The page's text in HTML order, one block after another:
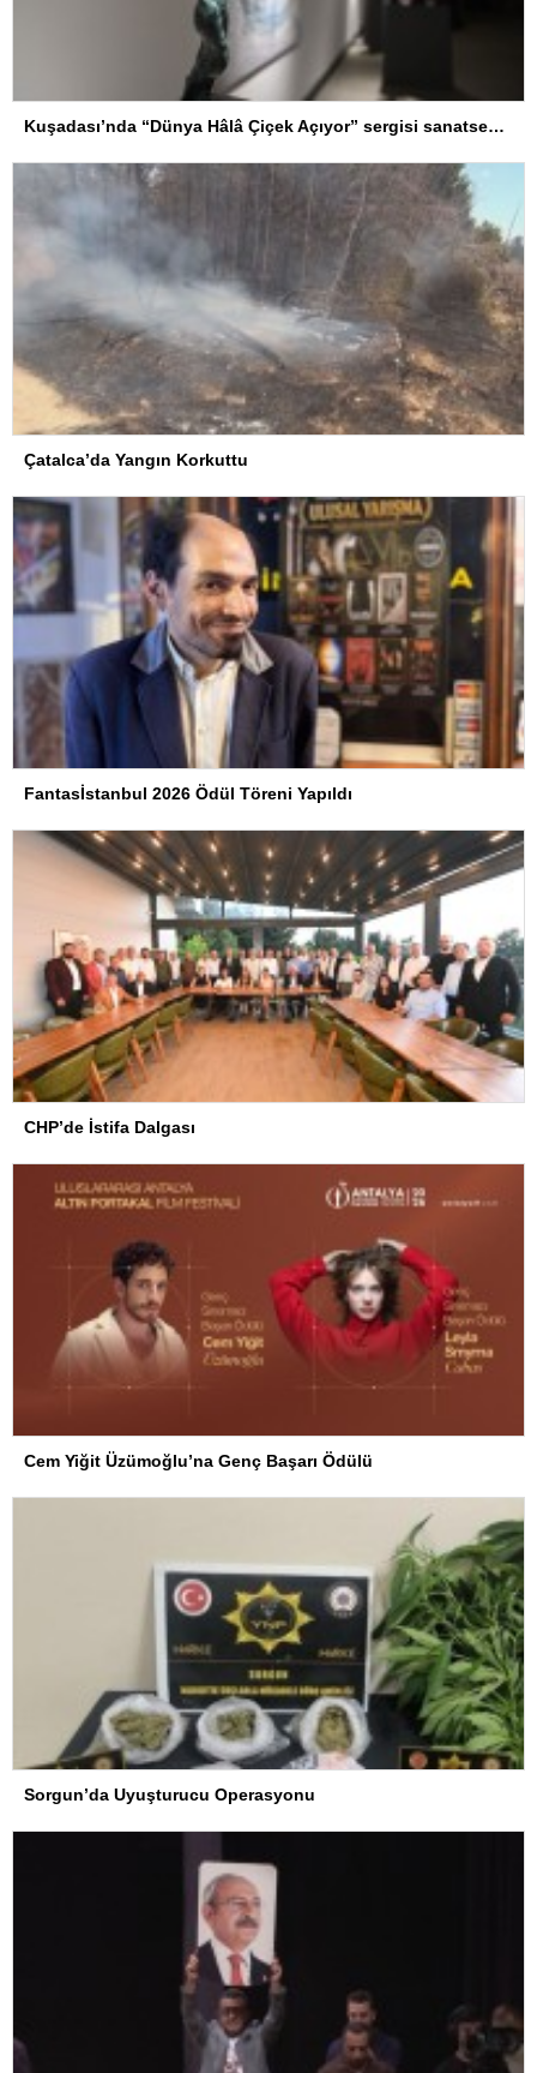
Kuşadası’nda “Dünya Hâlâ Çiçek Açıyor” sergisi sanatseverlerle buluşuyor
Çatalca’da Yangın Korkuttu
Fantasİstanbul 2026 Ödül Töreni Yapıldı
CHP’de İstifa Dalgası
Cem Yiğit Üzümoğlu’na Genç Başarı Ödülü
Sorgun’da Uyuşturucu Operasyonu